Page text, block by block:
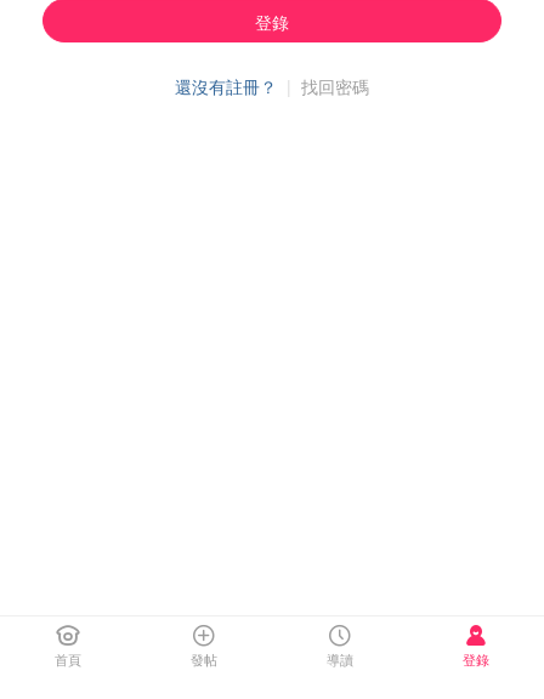
登錄
還沒有註冊？ | 找回密碼
首頁 發帖 導讀 登錄